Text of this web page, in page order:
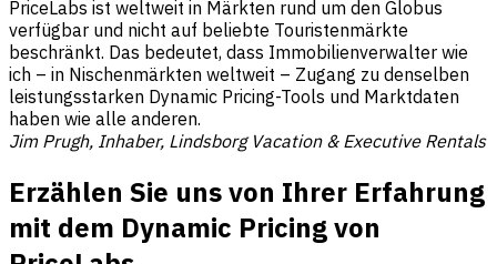
PriceLabs ist weltweit in Märkten rund um den Globus
verfügbar und nicht auf beliebte Touristenmärkte
beschränkt. Das bedeutet, dass Immobilienverwalter wie
ich – in Nischenmärkten weltweit – Zugang zu denselben
leistungsstarken Dynamic Pricing-Tools und Marktdaten
haben wie alle anderen.
Jim Prugh, Inhaber, Lindsborg Vacation & Executive Rentals
Erzählen Sie uns von Ihrer Erfahrung
mit dem Dynamic Pricing von